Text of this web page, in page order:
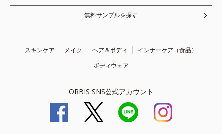
無料サンプルを探す
スキンケア メイク ヘア＆ボディ
インナーケア（食品）
ボディウェア
ORBIS SNS公式アカウント